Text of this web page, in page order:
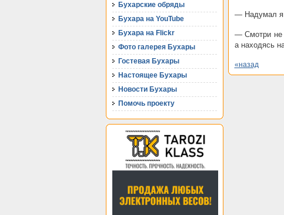
Бухарские обряды
Бухара на YouTube
Бухара на Flickr
Фото галерея Бухары
Гостевая Бухары
Настоящее Бухары
Новости Бухары
Помочь проекту
— Надумал я
— Смотри не
а находясь
«назад